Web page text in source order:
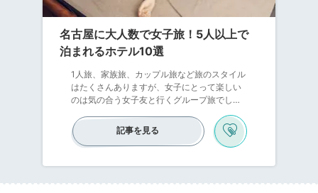
名古屋に大人数で女子旅！5人以上で
泊まれるホテル10選
1人旅、家族旅、カップル旅など旅のスタイル
はたくさんありますが、女子にとって楽しい
のは気の合う女子友と行くグループ旅でしょ
クと、昼も夜もたっぷり楽しめる旅は女子に
元気を与えてくれます♪今回は、東京から約1
時間半で行ける名古屋の「5人以上が1室で泊
記事を見る